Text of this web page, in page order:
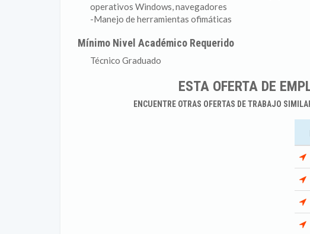
operativos Windows, navegadores
-Manejo de herramientas ofimáticas
Mínimo Nivel Académico Requerido
Técnico Graduado
ESTA OFERTA DE
ENCUENTRE OTRAS OFERTAS DE TRABAJO